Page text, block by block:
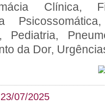
Clínica,
Pediatria,
da Dor,
23/07/2025